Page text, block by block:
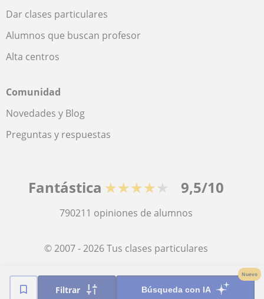
Filtrar Búsqueda con IA
Nuevo
Dar clases particulares
Alumnos que buscan profesor
Alta centros
Comunidad
Novedades y Blog
Preguntas y respuestas
Fantástica ★★★★★ 9,5/10
790211 opiniones de alumnos
© 2007 - 2026 Tus clases particulares
Mapa web:Profesores particulares